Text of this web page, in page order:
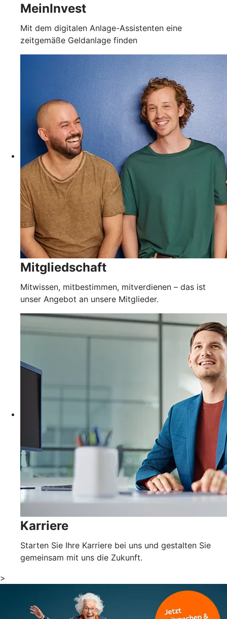
MeinInvest
Mit dem digitalen Anlage-Assistenten eine
zeitgemäße Geldanlage finden
Mitgliedschaft
Mitwissen, mitbestimmen, mitverdienen – das ist
unser Angebot an unsere Mitglieder.
Karriere
Starten Sie Ihre Karriere bei uns und gestalten Sie
gemeinsam mit uns die Zukunft.
>